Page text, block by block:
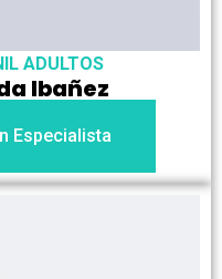
ADULTOS
Ibañez
Especialista